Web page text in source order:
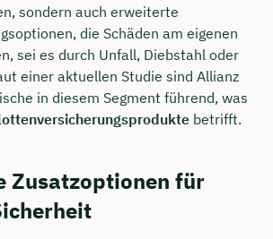
sondern auch erweiterte
die Schäden am eigenen
sei es durch Unfall, Diebstahl oder
einer aktuellen Studie sind Allianz
in diesem Segment führend, was
betrifft.
Zusatzoptionen für